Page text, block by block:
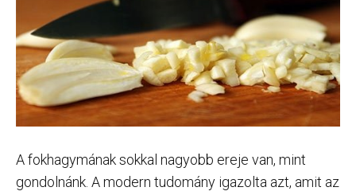
A fokhagymának sokkal nagyobb ereje van, mint
gondolnánk. A modern tudomány igazolta azt, amit az